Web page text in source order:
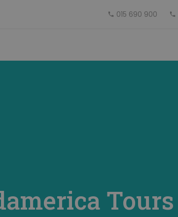
015 690 900
Tours